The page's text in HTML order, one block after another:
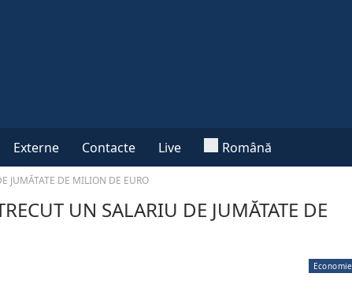
Externe Contacte Live Română
JUMĂTATE DE MILION DE EURO
UN SALARIU DE JUMĂTATE DE
Economie